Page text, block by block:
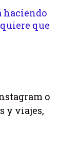
haciendo
que
o
y viajes,